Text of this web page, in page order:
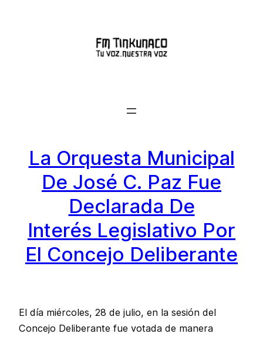
La Orquesta Municipal
De José C. Paz Fue
Declarada De
Interés Legislativo Por
El Concejo Deliberante
El día miércoles, 28 de julio, en la sesión del
Concejo Deliberante fue votada de manera